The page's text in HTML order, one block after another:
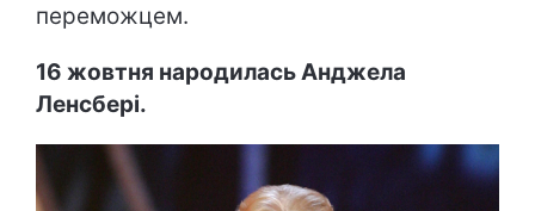
переможцем.
16 жовтня народилась Анджела
Ленсбері.